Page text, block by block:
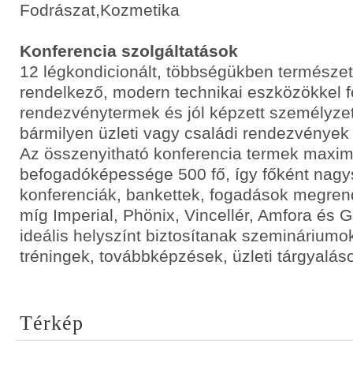
Fodrászat,Kozmetika
Konferencia szolgáltatások
12 légkondicionált, többségükben
rendelkező, modern technikai eszközökkel
rendezvénytermek és jól képzett
bármilyen üzleti vagy családi
Az összenyitható konferencia termek
befogadóképessége 500 fő, így főként
konferenciák, bankettek, fogadások
míg Imperial, Phönix, Vincellér, Amfora és
ideális helyszínt biztosítanak
tréningek, továbbképzések, üzleti
Térkép